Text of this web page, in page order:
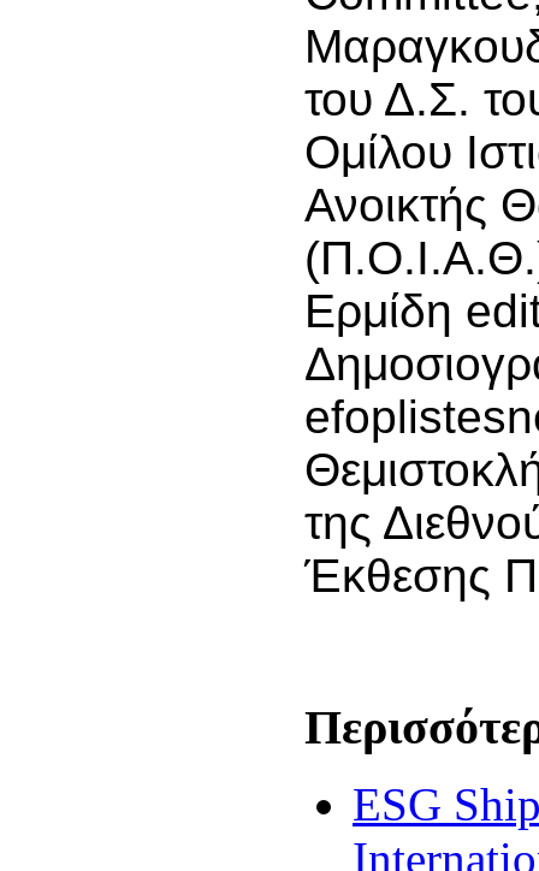
του Δ.Σ.
Ομίλου
Ανοικτής
Ερμίδη
της
Έκθεσης
ESG